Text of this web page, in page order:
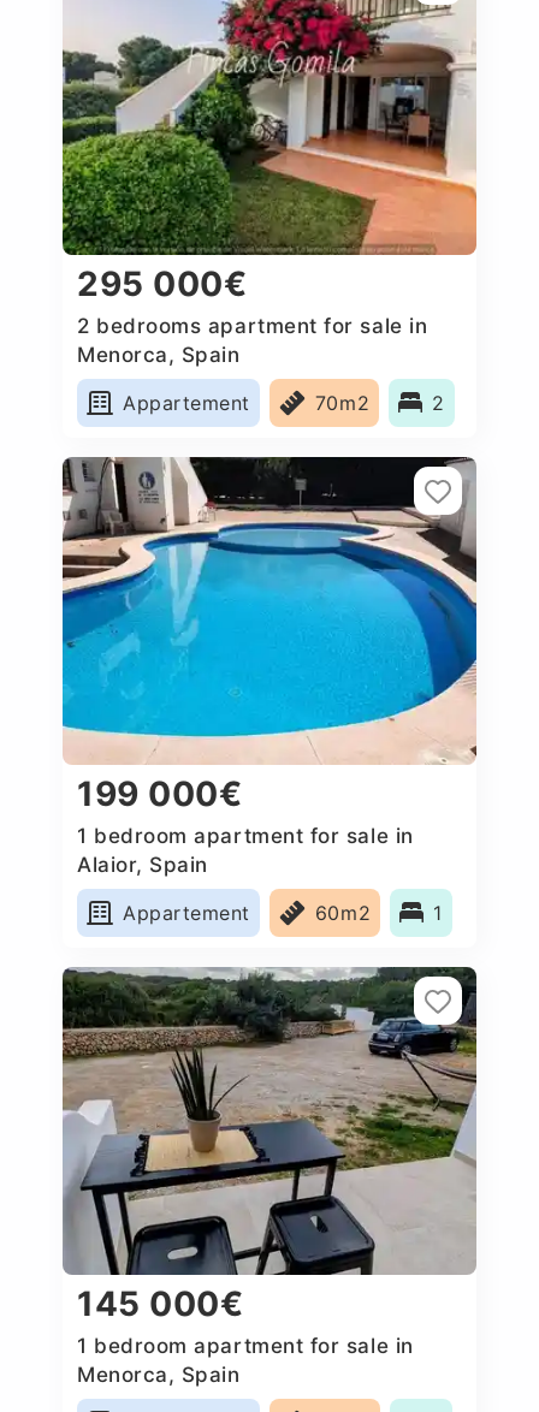
295 000€
2 bedrooms apartment for sale in
Menorca, Spain
Appartement
70m2 2
199 000€
1 bedroom apartment for sale in
Alaior, Spain
Appartement
60m2 1
145 000€
1 bedroom apartment for sale in
Menorca, Spain